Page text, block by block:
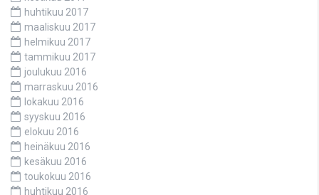
huhtikuu 2017
maaliskuu 2017
helmikuu 2017
tammikuu 2017
joulukuu 2016
marraskuu 2016
lokakuu 2016
syyskuu 2016
elokuu 2016
heinäkuu 2016
kesäkuu 2016
toukokuu 2016